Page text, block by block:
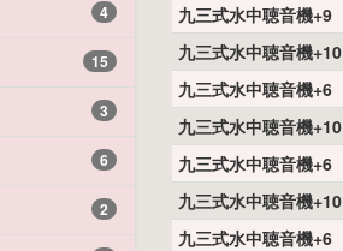
4
15
3
6
2
九三式水中聴音機+9
九三式水中聴音機+10
九三式水中聴音機+6
九三式水中聴音機+10
九三式水中聴音機+6
九三式水中聴音機+10
九三式水中聴音機+6